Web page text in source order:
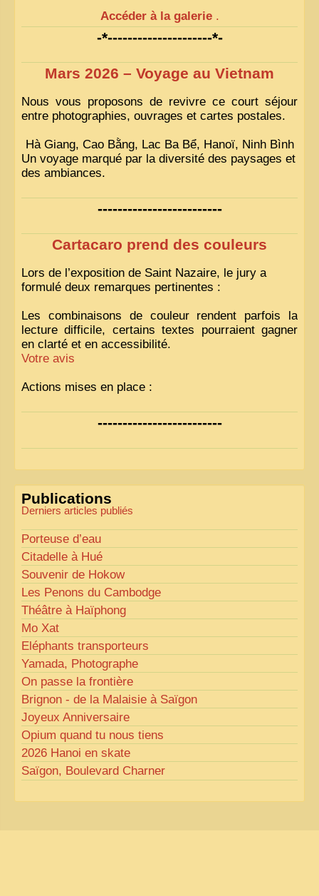
Accéder à la galerie .
-*---------------------*-
Mars 2026 – Voyage au Vietnam
Nous vous proposons de revivre ce court séjour
entre photographies, ouvrages et cartes postales.
Hà Giang, Cao Bằng, Lac Ba Bể, Hanoï, Ninh Bình
Un voyage marqué par la diversité des paysages et
des ambiances.
-------------------------
Cartacaro prend des couleurs
Lors de l’exposition de Saint Nazaire, le jury a
formulé deux remarques pertinentes :
Les combinaisons de couleur rendent parfois la
lecture difficile, certains textes pourraient gagner
en clarté et en accessibilité.
Votre avis
Actions mises en place :
Nous avons déjà ajusté les couleurs pour améliorer
la lisibilité. Votre avis nous intéresse !
« Comme tout bon collectionneur le sait, la
perfection est un idéal… mais nous y travaillons
-------------------------
Publications
Derniers articles publiés
Porteuse d’eau
Citadelle à Hué
Souvenir de Hokow
Les Penons du Cambodge
Théâtre à Haïphong
Mo Xat
Eléphants transporteurs
Yamada, Photographe
On passe la frontière
Brignon - de la Malaisie à Saïgon
Joyeux Anniversaire
Opium quand tu nous tiens
2026 Hanoi en skate
Saïgon, Boulevard Charner